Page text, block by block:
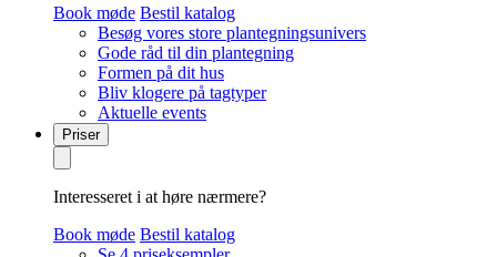
Book møde Bestil katalog
Besøg vores store plantegningsunivers
Gode råd til din plantegning
Formen på dit hus
Bliv klogere på tagtyper
Aktuelle events
Priser
Interesseret i at høre nærmere?
Book møde Bestil katalog